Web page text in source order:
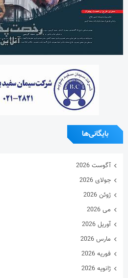
بایگانی‌ها
آگوست 2026
جولای 2026
ژوئن 2026
می 2026
آوریل 2026
مارس 2026
فوریه 2026
ژانویه 2026